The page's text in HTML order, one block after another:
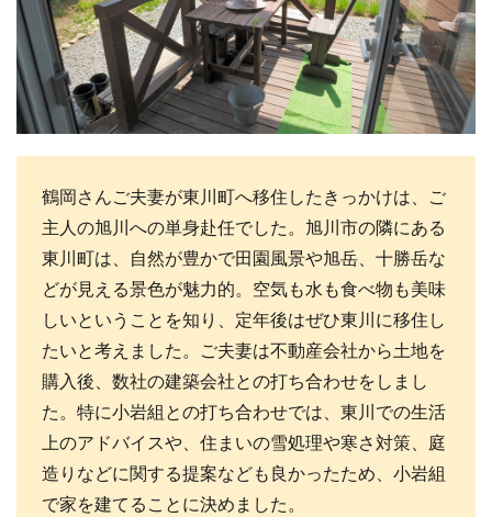
鶴岡さんご夫妻が東川町へ移住したきっかけは、ご
主人の旭川への単身赴任でした。旭川市の隣にある
東川町は、自然が豊かで田園風景や旭岳、十勝岳な
どが見える景色が魅力的。空気も水も食べ物も美味
しいということを知り、定年後はぜひ東川に移住し
たいと考えました。ご夫妻は不動産会社から土地を
購入後、数社の建築会社との打ち合わせをしまし
た。特に小岩組との打ち合わせでは、東川での生活
上のアドバイスや、住まいの雪処理や寒さ対策、庭
造りなどに関する提案なども良かったため、小岩組
で家を建てることに決めました。